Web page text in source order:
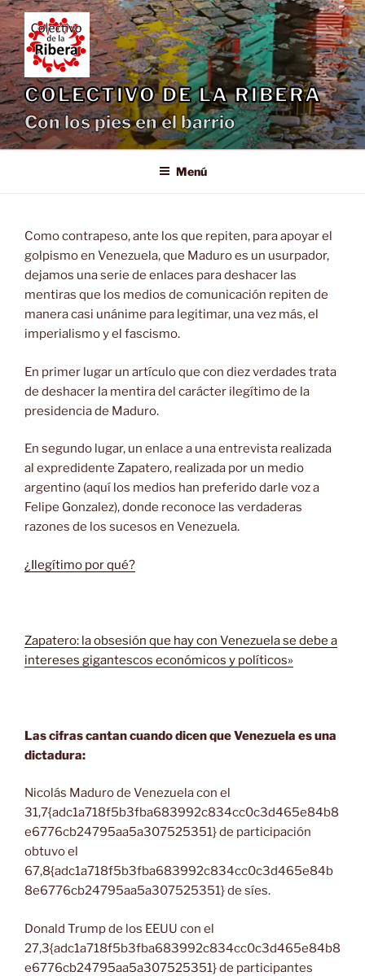
Saltar
al
contenido
COLECTIVO DE LA RIBERA
Con los pies en el barrio
Menú
Como contrapeso, ante los que repiten, para apoyar el
golpismo en Venezuela, que Maduro es un usurpador,
dejamos una serie de enlaces para deshacer las
mentiras que los medios de comunicación repiten de
manera casi unánime para legitimar, una vez más, el
imperialismo y el fascismo.
En primer lugar un artículo que con diez verdades trata
de deshacer la mentira del carácter ilegítimo de la
presidencia de Maduro.
En segundo lugar, un enlace a una entrevista realizada
al expredidente Zapatero, realizada por un medio
argentino (aquí los medios han preferido darle voz a
Felipe Gonzalez), donde reconoce las verdaderas
razones de los sucesos en Venezuela.
¿Ilegítimo por qué?
Zapatero: la obsesión que hay con Venezuela se debe a
intereses gigantescos económicos y políticos»
Las cifras cantan cuando dicen que Venezuela es una
dictadura:
Nicolás Maduro de Venezuela con el
31,7{adc1a718f5b3fba683992c834cc0c3d465e84b8
e6776cb24795aa5a307525351} de participación
obtuvo el
67,8{adc1a718f5b3fba683992c834cc0c3d465e84b
8e6776cb24795aa5a307525351} de síes.
Donald Trump de los EEUU con el
27,3{adc1a718f5b3fba683992c834cc0c3d465e84b8
e6776cb24795aa5a307525351} de participantes